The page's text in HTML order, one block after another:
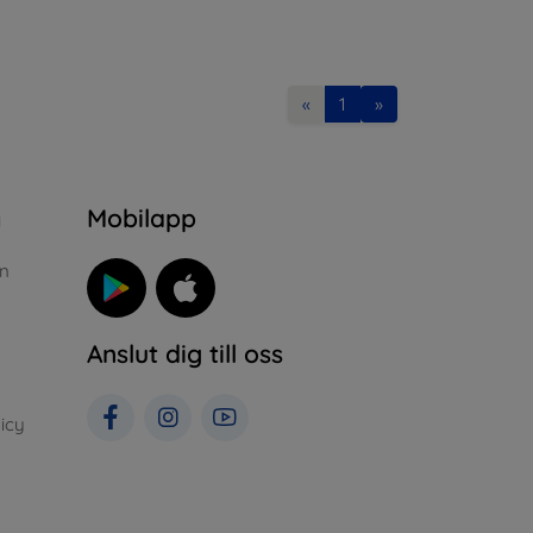
« 1 »
Mobilapp
Anslut dig till oss